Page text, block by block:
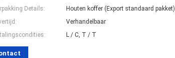
Details:
Houten koffer (Export standaard pakket)
Verhandelbaar
L / C, T / T